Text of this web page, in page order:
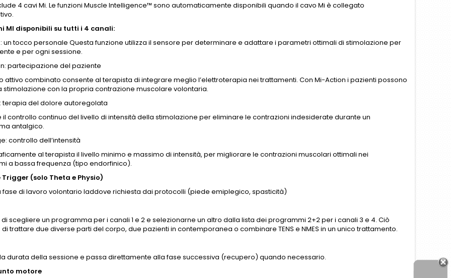
4 cavi Mi. Le funzioni Muscle Intelligence™ sono automaticamente disponibili quando il cavo Mi è collegato
MI disponibili su tutti i 4 canali:
un tocco personale Questa funzione utilizza il sensore per determinare e adattare i parametri ottimali di stimolazione per
e per ogni sessione.
partecipazione del paziente
attivo combinato consente al terapista di integrare meglio l’elettroterapia nei trattamenti. Con Mi-Action i pazienti possono
stimolazione con la propria contrazione muscolare volontaria.
terapia del dolore autoregolata
il controllo continuo del livello di intensità della stimolazione per eliminare le contrazioni indesiderate durante un
antalgico.
controllo dell’intensità
al terapista il livello minimo e massimo di intensità, per migliorare le contrazioni muscolari ottimali nei
a bassa frequenza (tipo endorfinico).
Trigger (solo Theta e Physio)
fase di lavoro volontario laddove richiesta dai protocolli (piede emiplegico, spasticità)
scegliere un programma per i canali 1 e 2 e selezionarne un altro dalla lista dei programmi 2+2 per i canali 3 e 4. Ciò
trattare due diverse parti del corpo, due pazienti in contemporanea o combinare TENS e NMES in un unico trattamento.
durata della sessione e passa direttamente alla fase successiva (recupero) quando necessario.
motore